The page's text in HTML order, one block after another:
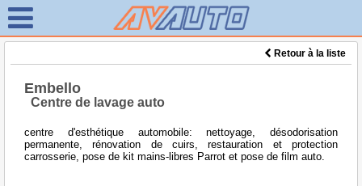
Retour à la liste
Embello
Centre de lavage auto
centre d'esthétique automobile: nettoyage, désodorisation
permanente, rénovation de cuirs, restauration et protection
carrosserie, pose de kit mains-libres Parrot et pose de film auto.